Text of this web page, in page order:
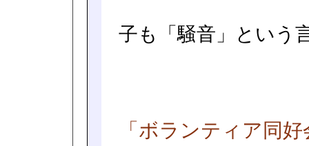
子も「騒音」という
「ボランティア同